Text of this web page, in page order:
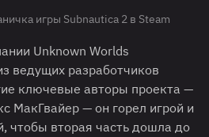
игры Subnautica 2 в Steam
Unknown Worlds
ведущих разработчиков
ключевые авторы проекта —
МакГвайер — он горел игрой и
чтобы вторая часть дошла до